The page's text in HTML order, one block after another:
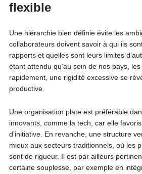
flexible
Une hiérarchie bien définie évite les
collaborateurs doivent savoir à qui ils
rapports et quelles sont leurs limites
étant attendu qu’au sein de nos pays,
rapidement, une rigidité excessive se
productive.
Une organisation plate est préférable
innovants, comme la tech, car elle
d’initiative. En revanche, une structure
mieux aux secteurs traditionnels, où les
sont de rigueur. Il est par ailleurs
certaine souplesse, par exemple en